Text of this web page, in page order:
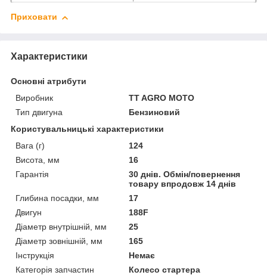
Приховати
Характеристики
Основні атрибути
Виробник
TT AGRO MOTO
Тип двигуна
Бензиновий
Користувальницькі характеристики
Вага (г)
124
Висота, мм
16
Гарантія
30 днів. Обмін/повернення
товару впродовж 14 днів
Глибина посадки, мм
17
Двигун
188F
Діаметр внутрішній, мм
25
Діаметр зовнішній, мм
165
Інструкція
Немає
Категорія запчастин
Колесо стартера